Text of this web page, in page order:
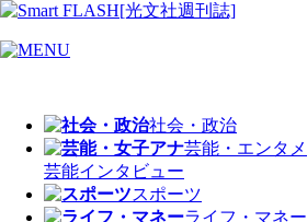
社会・政治
芸能・エンタメ
芸能インタビュー
スポーツ
ライフ・マネー